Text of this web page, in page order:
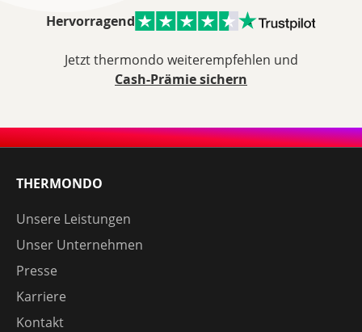
Hervorragend
Jetzt thermondo weiterempfehlen und
Cash-Prämie sichern
THERMONDO
Unsere Leistungen
Unser Unternehmen
Presse
Karriere
Kontakt